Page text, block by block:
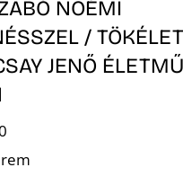
NOÉMI
/
JENŐ